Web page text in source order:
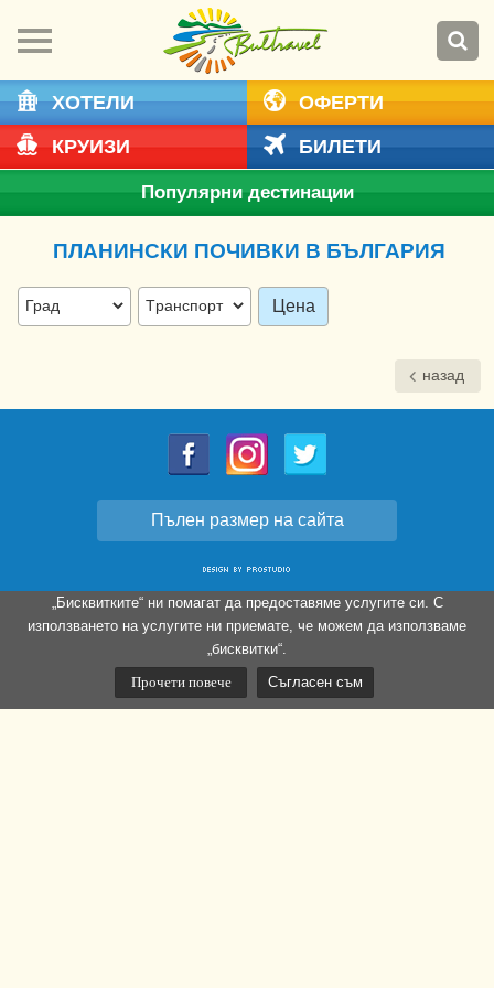
ХОТЕЛИ
ОФЕРТИ
КРУИЗИ
БИЛЕТИ
Популярни дестинации
ПЛАНИНСКИ ПОЧИВКИ В БЪЛГАРИЯ
Цена
назад
Пълен размер на сайта
„Бисквитките“ ни помагат да предоставяме услугите си. С
използването на услугите ни приемате, че можем да използваме
„бисквитки“.
Прочети повече
Съгласен съм